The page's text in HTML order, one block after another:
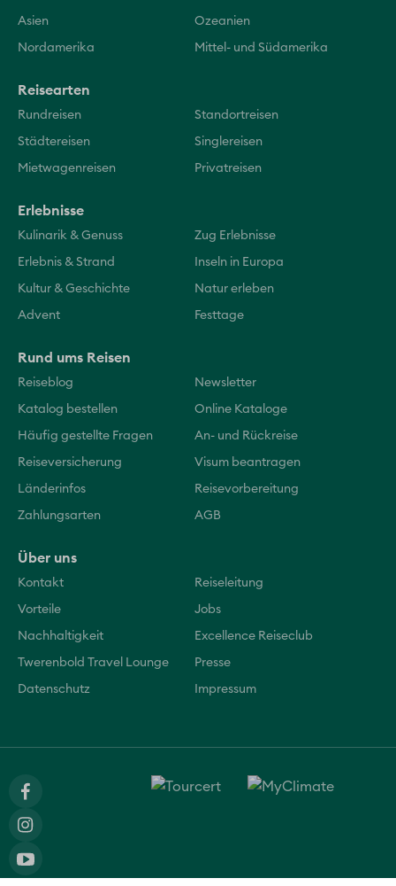
Asien Ozeanien
Nordamerika Mittel- und Südamerika
Reisearten
Rundreisen Standortreisen
Städtereisen Singlereisen
Mietwagenreisen Privatreisen
Erlebnisse
Kulinarik & Genuss Zug Erlebnisse
Erlebnis & Strand Inseln in Europa
Kultur & Geschichte Natur erleben
Advent Festtage
Rund ums Reisen
Reiseblog Newsletter
Katalog bestellen Online Kataloge
Häufig gestellte Fragen An- und Rückreise
Reiseversicherung Visum beantragen
Länderinfos Reisevorbereitung
Zahlungsarten AGB
Über uns
Kontakt Reiseleitung
Vorteile Jobs
Nachhaltigkeit Excellence Reiseclub
Twerenbold Travel Lounge Presse
Datenschutz Impressum